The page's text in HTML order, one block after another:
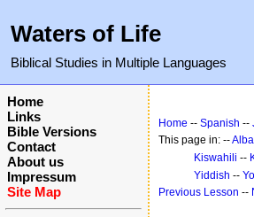
Waters of Life
Biblical Studies in Multiple Languages
Home
Links
Bible Versions
Contact
About us
Impressum
Site Map
Home -- Spanish --
This page in: --
Kiswahili --
Yiddish --
Previous Lesson --